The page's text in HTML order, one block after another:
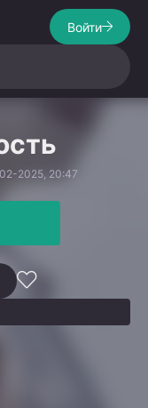
Войти
2025, 20:47